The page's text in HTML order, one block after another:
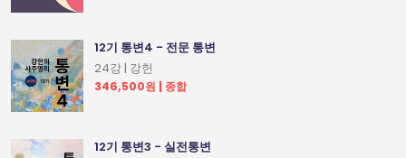
12기 통변4 - 전문 통변
24강 | 강헌
346,500원 | 종합
12기 통변3 - 실전통변